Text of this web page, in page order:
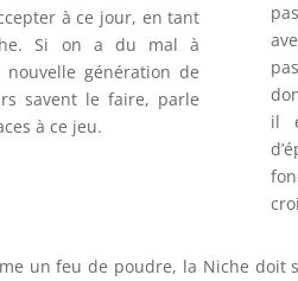
à ce jour, en tant
Si on a du mal à
génération de
savent le faire, parle
à ce jeu.
il
un feu de poudre, la Niche doit